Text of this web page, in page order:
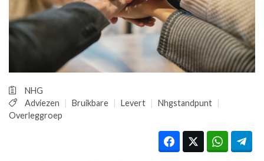
PRAKTIJKZAKEN
TARIEVEN
VPHUISARTSEN
MEDISCHE VAKHANDEL
REGISTRATIE
NHG
Adviezen
Bruikbare Levert
Nhgstandpunt
Overleggroep